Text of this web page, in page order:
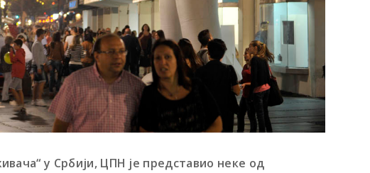
у Србији, ЦПН je представио неке од